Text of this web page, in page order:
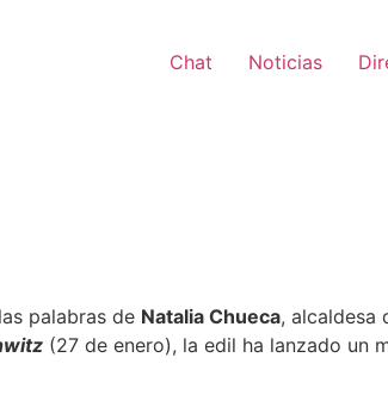
Chat Noticias
palabras de Natalia Chueca, alcaldesa
(27 de enero), la edil ha lanzado un